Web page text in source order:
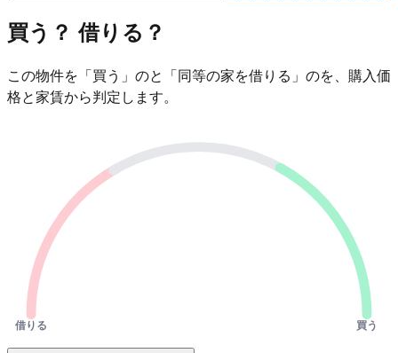
買う？ 借りる？
この物件を「買う」のと「同等の家を借りる」のを、購入価
格と家賃から判定します。
借りる 買う